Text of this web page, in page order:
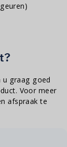
u graag goed
Voor meer
afspraak te